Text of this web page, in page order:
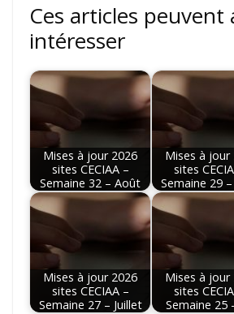
Ces articles peuvent
intéresser
Mises à jour 2026
sites CECIAA –
Semaine 32 – Août
Mises à jour
sites
Semaine 29
Mises à jour 2026
sites CECIAA –
Semaine 27 – Juillet
Mises à jour
sites
Semaine 25